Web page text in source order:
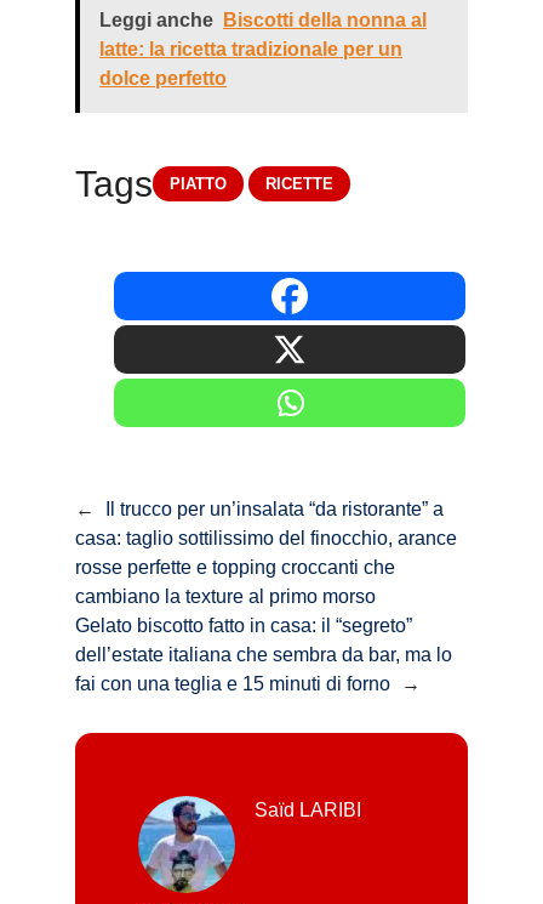
Leggi anche
Biscotti della nonna al
latte: la ricetta tradizionale per un
dolce perfetto
Tags PIATTO RICETTE
←
Il trucco per un’insalata “da ristorante” a
casa: taglio sottilissimo del finocchio, arance
rosse perfette e topping croccanti che
cambiano la texture al primo morso
Gelato biscotto fatto in casa: il “segreto”
dell’estate italiana che sembra da bar, ma lo
fai con una teglia e 15 minuti di forno
→
Saïd LARIBI